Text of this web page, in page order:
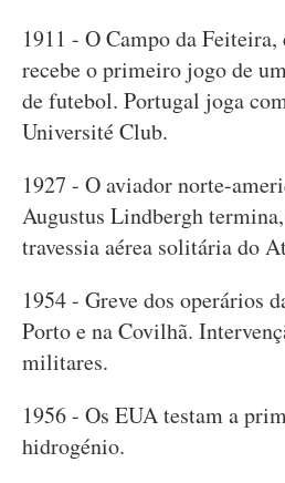
1911 - O Campo da
recebe o primeiro jogo de
de futebol. Portugal joga
Université Club.
1927 - O aviador norte-
Augustus Lindbergh
travessia aérea solitária do
1954 - Greve dos operários
Porto e na Covilhã.
militares.
1956 - Os EUA testam a
hidrogénio.